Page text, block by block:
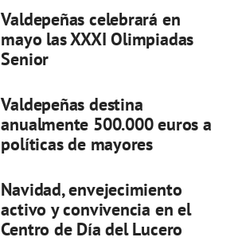
Valdepeñas celebrará en
mayo las XXXI Olimpiadas
Senior
Valdepeñas destina
anualmente 500.000 euros a
políticas de mayores
Navidad, envejecimiento
activo y convivencia en el
Centro de Día del Lucero